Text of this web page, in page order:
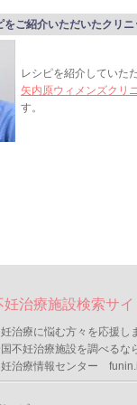
をご紹介いただいたクリニ
レシピを紹介していた
矢内原ウィメンズクリ
す。
妊治療施設検索サイ
治療に悩む方々を応援し
不妊治療施設を調べるな
治療情報センター